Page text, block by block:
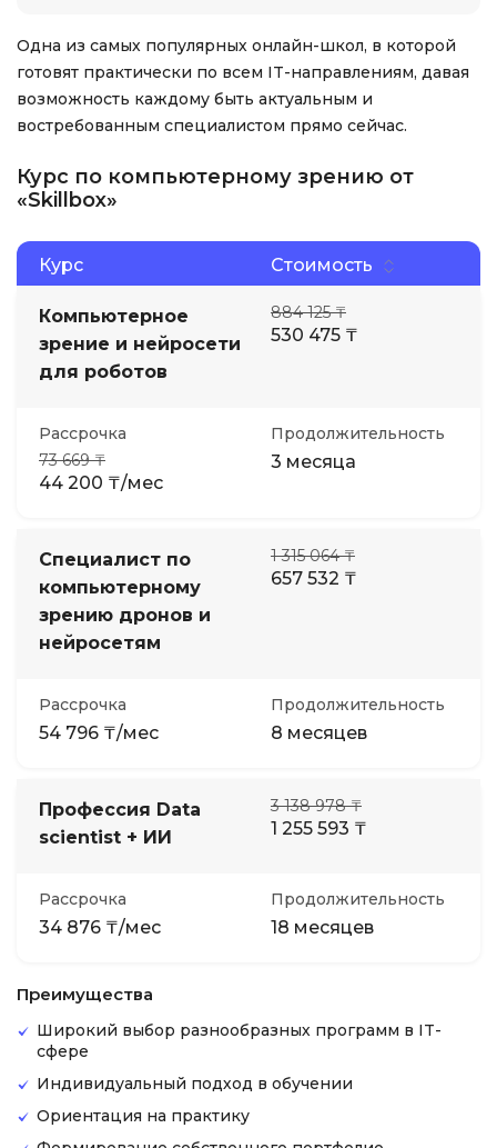
Одна из самых популярных онлайн-школ, в которой
готовят практически по всем IT-направлениям, давая
возможность каждому быть актуальным и
востребованным специалистом прямо сейчас.
Курс по компьютерному зрению от
«Skillbox»
Курс Стоимость
Компьютерное
зрение и нейросети
для роботов
884 125 ₸
530 475 ₸
Рассрочка
73 669 ₸
44 200 ₸/мес
Продолжительность
3 месяца
Специалист по
компьютерному
зрению дронов и
нейросетям
1 315 064 ₸
657 532 ₸
Рассрочка
54 796 ₸/мес
Продолжительность
8 месяцев
Профессия Data
scientist + ИИ
3 138 978 ₸
1 255 593 ₸
Рассрочка
34 876 ₸/мес
Продолжительность
18 месяцев
Преимущества
Широкий выбор разнообразных программ в IT-
сфере
Индивидуальный подход в обучении
Ориентация на практику